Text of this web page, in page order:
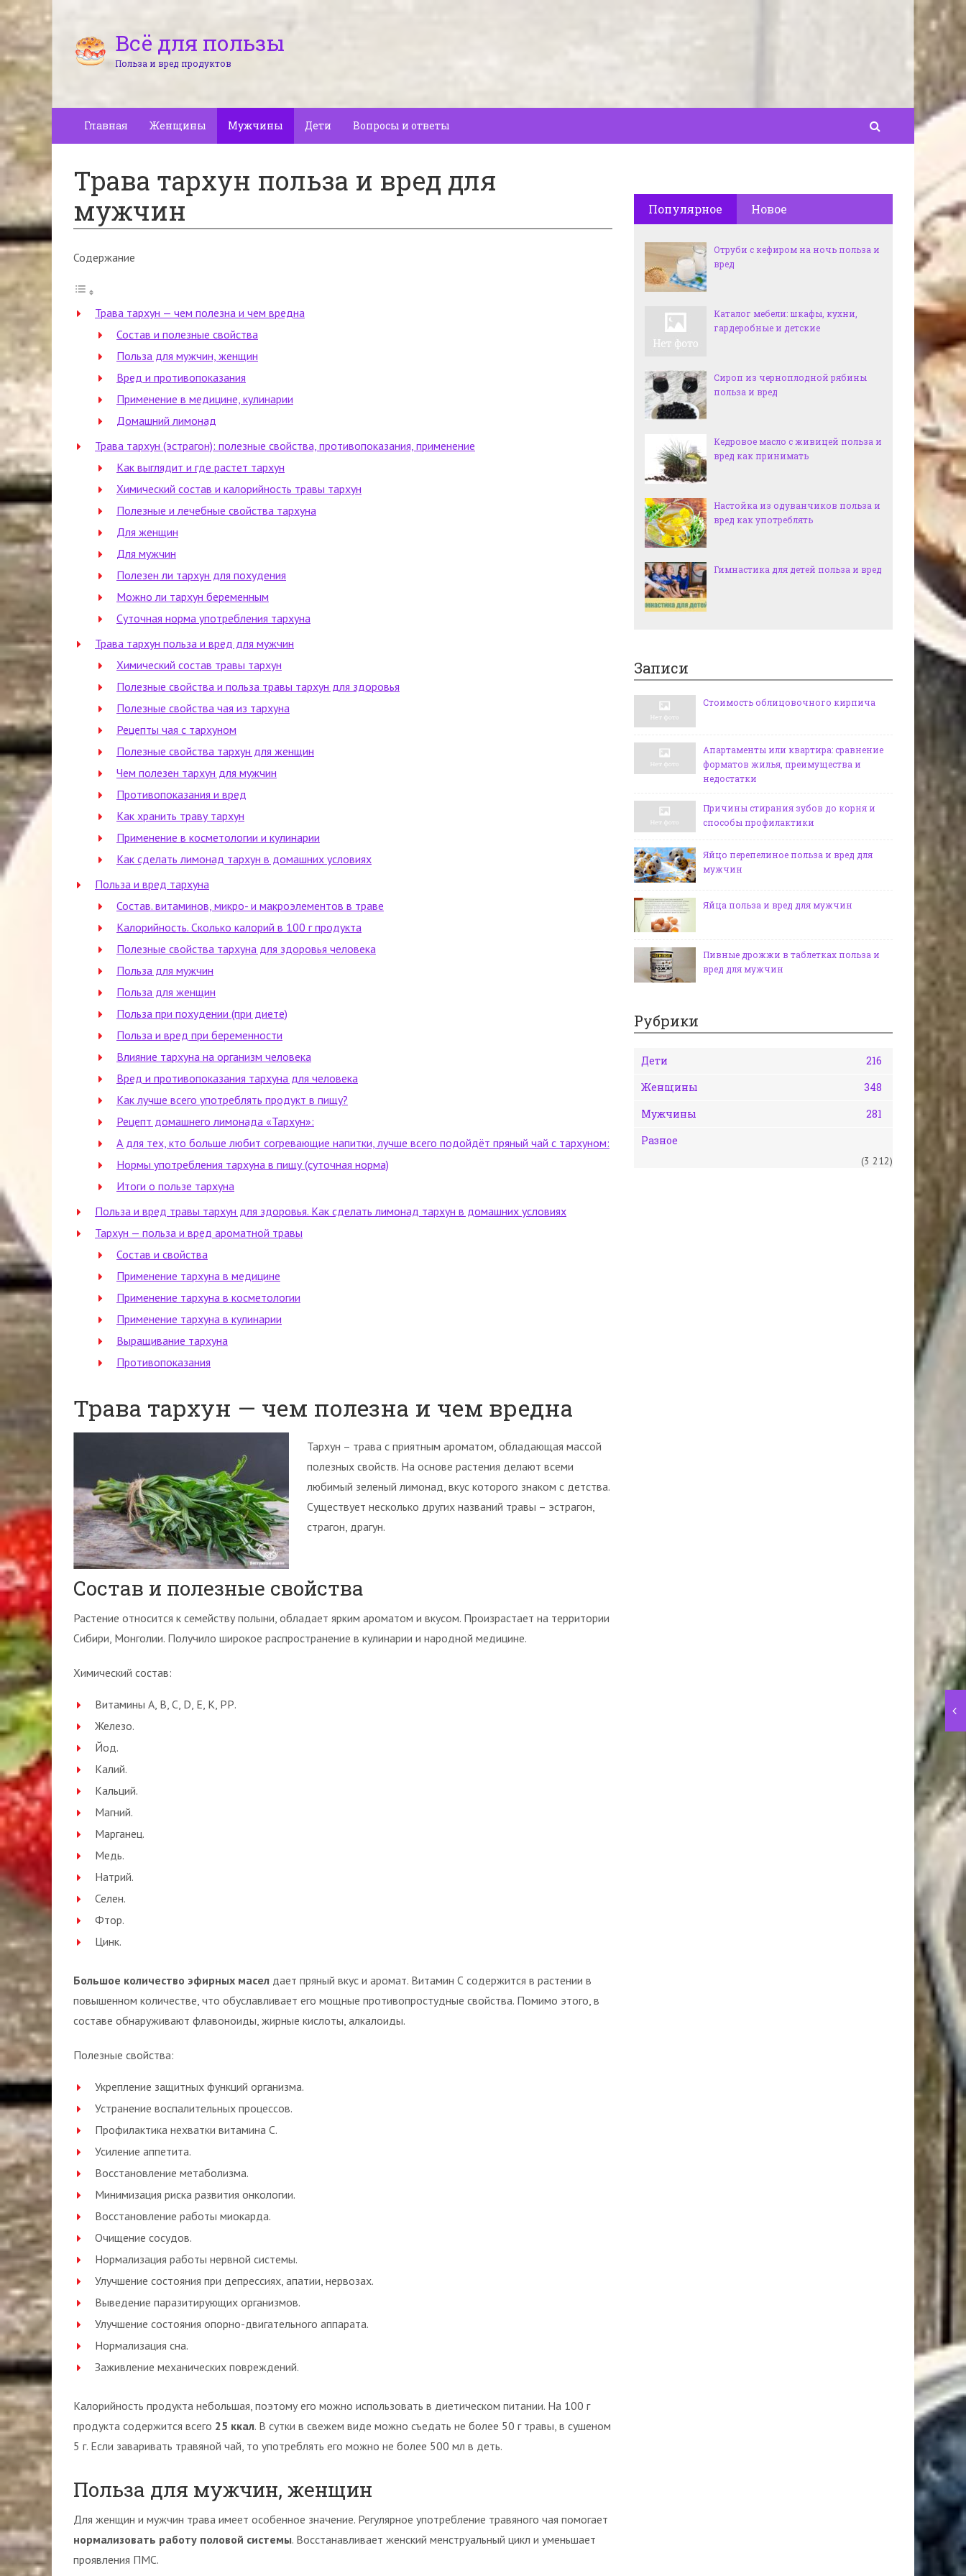
Всё для пользы
Польза и вред продуктов
Главная Женщины Мужчины Дети Вопросы и ответы
Трава тархун польза и вред для
мужчин
Содержание
Трава тархун — чем полезна и чем вредна
Состав и полезные свойства
Польза для мужчин, женщин
Вред и противопоказания
Применение в медицине, кулинарии
Домашний лимонад
Трава тархун (эстрагон): полезные свойства, противопоказания, применение
Как выглядит и где растет тархун
Химический состав и калорийность травы тархун
Полезные и лечебные свойства тархуна
Для женщин
Для мужчин
Полезен ли тархун для похудения
Можно ли тархун беременным
Суточная норма употребления тархуна
Трава тархун польза и вред для мужчин
Химический состав травы тархун
Полезные свойства и польза травы тархун для здоровья
Полезные свойства чая из тархуна
Рецепты чая с тархуном
Полезные свойства тархун для женщин
Чем полезен тархун для мужчин
Противопоказания и вред
Как хранить траву тархун
Применение в косметологии и кулинарии
Как сделать лимонад тархун в домашних условиях
Польза и вред тархуна
Состав. витаминов, микро- и макроэлементов в траве
Калорийность. Сколько калорий в 100 г продукта
Полезные свойства тархуна для здоровья человека
Польза для мужчин
Польза для женщин
Польза при похудении (при диете)
Польза и вред при беременности
Влияние тархуна на организм человека
Вред и противопоказания тархуна для человека
Как лучше всего употреблять продукт в пищу?
Рецепт домашнего лимонада «Тархун»:
А для тех, кто больше любит согревающие напитки, лучше всего подойдёт пряный чай с тархуном:
Нормы употребления тархуна в пищу (суточная норма)
Итоги о пользе тархуна
Польза и вред травы тархун для здоровья. Как сделать лимонад тархун в домашних условиях
Тархун — польза и вред ароматной травы
Состав и свойства
Применение тархуна в медицине
Применение тархуна в косметологии
Применение тархуна в кулинарии
Выращивание тархуна
Противопоказания
Трава тархун — чем полезна и чем вредна
Тархун – трава с приятным ароматом, обладающая массой
полезных свойств. На основе растения делают всеми
любимый зеленый лимонад, вкус которого знаком с детства.
Существует несколько других названий травы – эстрагон,
страгон, драгун.
Состав и полезные свойства
Растение относится к семейству полыни, обладает ярким ароматом и вкусом. Произрастает на территории
Сибири, Монголии. Получило широкое распространение в кулинарии и народной медицине.
Химический состав:
Витамины А, В, С, D, Е, К, РР.
Железо.
Йод.
Калий.
Кальций.
Магний.
Марганец.
Медь.
Натрий.
Селен.
Фтор.
Цинк.
Большое количество эфирных масел дает пряный вкус и аромат. Витамин С содержится в растении в
повышенном количестве, что обуславливает его мощные противопростудные свойства. Помимо этого, в
составе обнаруживают флавоноиды, жирные кислоты, алкалоиды.
Полезные свойства:
Укрепление защитных функций организма.
Устранение воспалительных процессов.
Профилактика нехватки витамина С.
Усиление аппетита.
Восстановление метаболизма.
Минимизация риска развития онкологии.
Восстановление работы миокарда.
Очищение сосудов.
Нормализация работы нервной системы.
Улучшение состояния при депрессиях, апатии, нервозах.
Выведение паразитирующих организмов.
Улучшение состояния опорно-двигательного аппарата.
Нормализация сна.
Заживление механических повреждений.
Калорийность продукта небольшая, поэтому его можно использовать в диетическом питании. На 100 г
продукта содержится всего 25 ккал. В сутки в свежем виде можно съедать не более 50 г травы, в сушеном
5 г. Если заваривать травяной чай, то употреблять его можно не более 500 мл в деть.
Польза для мужчин, женщин
Для женщин и мужчин трава имеет особенное значение. Регулярное употребление травяного чая помогает
нормализовать работу половой системы. Восстанавливает женский менструальный цикл и уменьшает
проявления ПМС.
Популярное Новое
Отруби с кефиром на ночь польза и
вред
Каталог мебели: шкафы, кухни,
гардеробные и детские
Сироп из черноплодной рябины
польза и вред
Кедровое масло с живицей польза и
вред как принимать
Настойка из одуванчиков польза и
вред как употреблять
Гимнастика для детей польза и вред
Записи
Стоимость облицовочного кирпича
Апартаменты или квартира: сравнение
форматов жилья, преимущества и
недостатки
Причины стирания зубов до корня и
способы профилактики
Яйцо перепелиное польза и вред для
мужчин
Яйца польза и вред для мужчин
Пивные дрожжи в таблетках польза и
вред для мужчин
Рубрики
Дети
216
Женщины
348
Мужчины
281
Разное
(3 212)